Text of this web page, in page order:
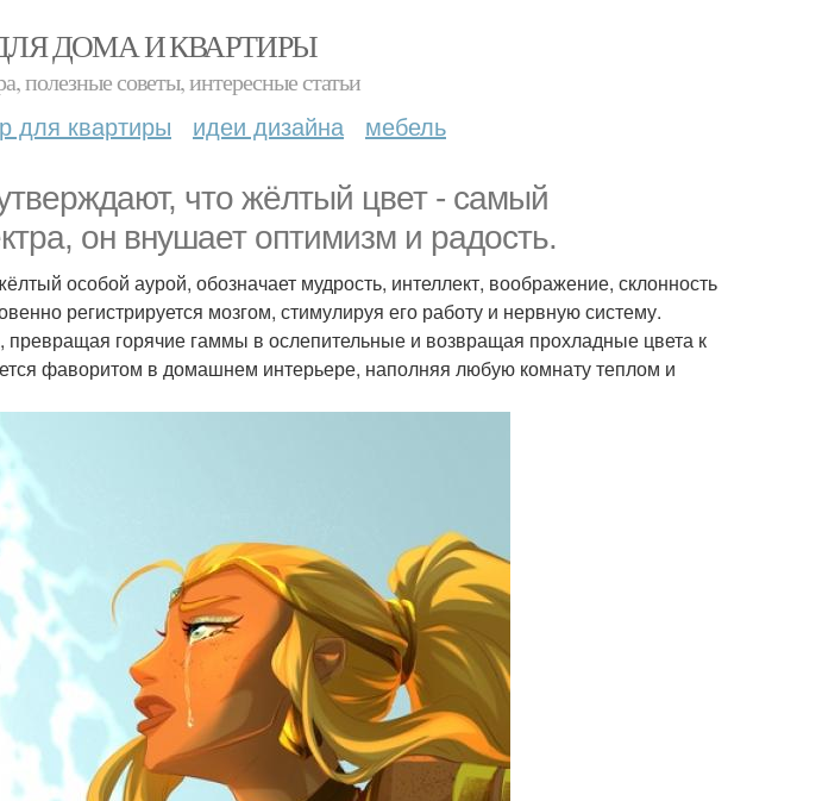
ДОМА И КВАРТИРЫ
полезные советы, интересные статьи
для квартиры идеи дизайна мебель
что жёлтый цвет - самый
он внушает оптимизм и радость.
особой аурой, обозначает мудрость, интеллект, воображение, склонность
регистрируется мозгом, стимулируя его работу и нервную систему.
горячие гаммы в ослепительные и возвращая прохладные цвета к
фаворитом в домашнем интерьере, наполняя любую комнату теплом и